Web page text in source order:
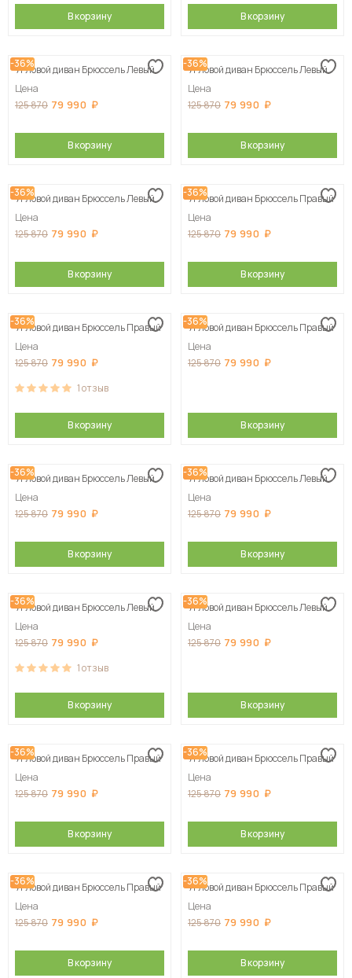
В корзину В корзину
-36%
Угловой диван Брюссель Левый
Цена
125 870 79 990
В корзину
-36%
Угловой диван Брюссель Левый
Цена
125 870 79 990
В корзину
-36%
Угловой диван Брюссель Левый
Цена
125 870 79 990
В корзину
-36%
Угловой диван Брюссель Правый
Цена
125 870 79 990
В корзину
-36%
Угловой диван Брюссель Правый
Цена
125 870 79 990
1отзыв
В корзину
-36%
Угловой диван Брюссель Правый
Цена
125 870 79 990
В корзину
-36%
Угловой диван Брюссель Левый
Цена
125 870 79 990
В корзину
-36%
Угловой диван Брюссель Левый
Цена
125 870 79 990
В корзину
-36%
Угловой диван Брюссель Левый
Цена
125 870 79 990
1отзыв
В корзину
-36%
Угловой диван Брюссель Левый
Цена
125 870 79 990
В корзину
-36%
Угловой диван Брюссель Правый
Цена
125 870 79 990
В корзину
-36%
Угловой диван Брюссель Правый
Цена
125 870 79 990
В корзину
-36%
Угловой диван Брюссель Правый
Цена
125 870 79 990
В корзину
-36%
Угловой диван Брюссель Правый
Цена
125 870 79 990
В корзину